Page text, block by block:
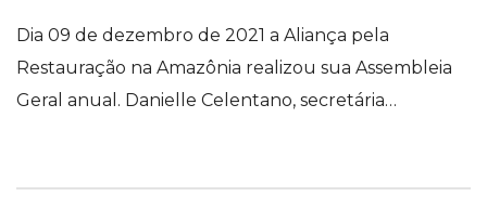
Dia 09 de dezembro de 2021 a Aliança pela
Restauração na Amazônia realizou sua Assembleia
Geral anual. Danielle Celentano, secretária…